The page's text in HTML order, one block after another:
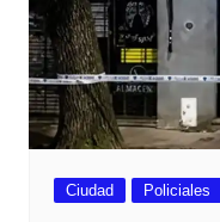
Ciudad Policiales